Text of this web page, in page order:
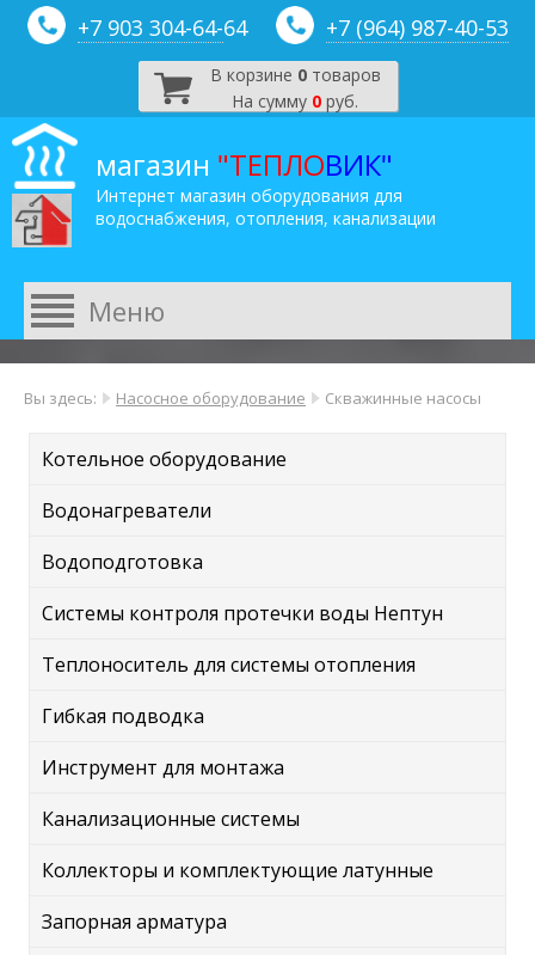
+7 903 304-64-64 +7 (964) 987-40-53
В корзине 0товаров
На сумму 0 руб.
магазин "ТЕПЛОВИК"
Интернет магазин оборудования для
водоснабжения, отопления, канализации
Вы здесь: Насосное оборудование Скважинные насосы
Котельное оборудование
Водонагреватели
Водоподготовка
Системы контроля протечки воды Нептун
Теплоноситель для системы отопления
Гибкая подводка
Инструмент для монтажа
Канализационные системы
Коллекторы и комплектующие латунные
Запорная арматура